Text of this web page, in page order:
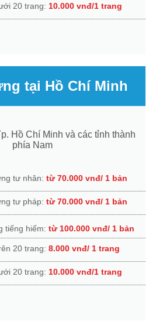
20 trang: 10.000 vnđ/1 trang
tại Hồ Chí Minh
Hồ Chí Minh và các tỉnh thành
phía Nam
tư nhân: từ 70.000 vnđ/ 1 bản
tư pháp: từ 70.000 vnđ/ 1 bản
tiếng hiếm: từ 100.000 vnđ/ 1 bản
20 trang: 8.000 vnđ/ 1 trang
20 trang: 10.000 vnđ/1 trang